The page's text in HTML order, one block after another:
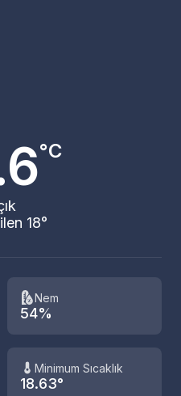
°C
18°
Nem
54%
Minimum Sıcaklık
18.63°